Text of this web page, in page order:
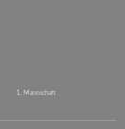
1. Mannschaft